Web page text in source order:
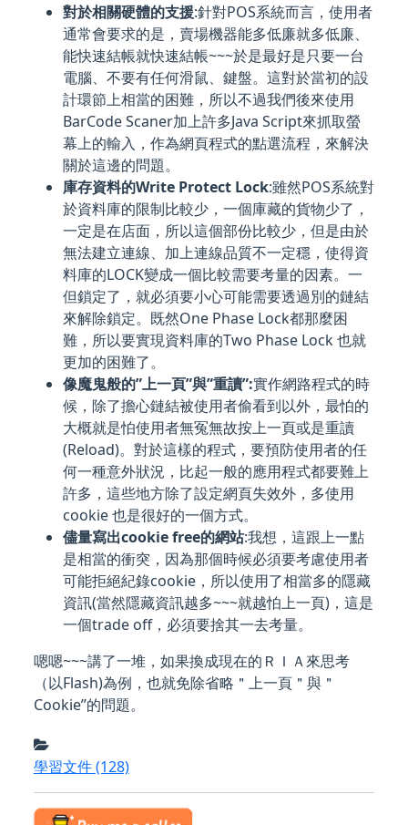
對於相關硬體的支援:針對POS系統而言，使用者
通常會要求的是，賣場機器能多低廉就多低廉、
能快速結帳就快速結帳~~~於是最好是只要一台
電腦、不要有任何滑鼠、鍵盤。這對於當初的設
計環節上相當的困難，所以不過我們後來使用
BarCode Scaner加上許多Java Script來抓取螢
幕上的輸入，作為網頁程式的點選流程，來解決
關於這邊的問題。
庫存資料的Write Protect Lock:雖然POS系統對
於資料庫的限制比較少，一個庫藏的貨物少了，
一定是在店面，所以這個部份比較少，但是由於
無法建立連線、加上連線品質不一定穩，使得資
料庫的LOCK變成一個比較需要考量的因素。一
但鎖定了，就必須要小心可能需要透過別的鏈結
來解除鎖定。既然One Phase Lock都那麼困
難，所以要實現資料庫的Two Phase Lock 也就
更加的困難了。
像魔鬼般的”上一頁”與”重讀”:實作網路程式的時
候，除了擔心鏈結被使用者偷看到以外，最怕的
大概就是怕使用者無冤無故按上一頁或是重讀
(Reload)。對於這樣的程式，要預防使用者的任
何一種意外狀況，比起一般的應用程式都要難上
許多，這些地方除了設定網頁失效外，多使用
cookie 也是很好的一個方式。
儘量寫出cookie free的網站:我想，這跟上一點
是相當的衝突，因為那個時候必須要考慮使用者
可能拒絕紀錄cookie，所以使用了相當多的隱藏
資訊(當然隱藏資訊越多~~~就越怕上一頁)，這是
一個trade off，必須要捨其一去考量。
嗯嗯~~~講了一堆，如果換成現在的ＲＩＡ來思考
（以Flash)為例，也就免除省略＂上一頁＂與＂
Cookie”的問題。
學習文件(128)